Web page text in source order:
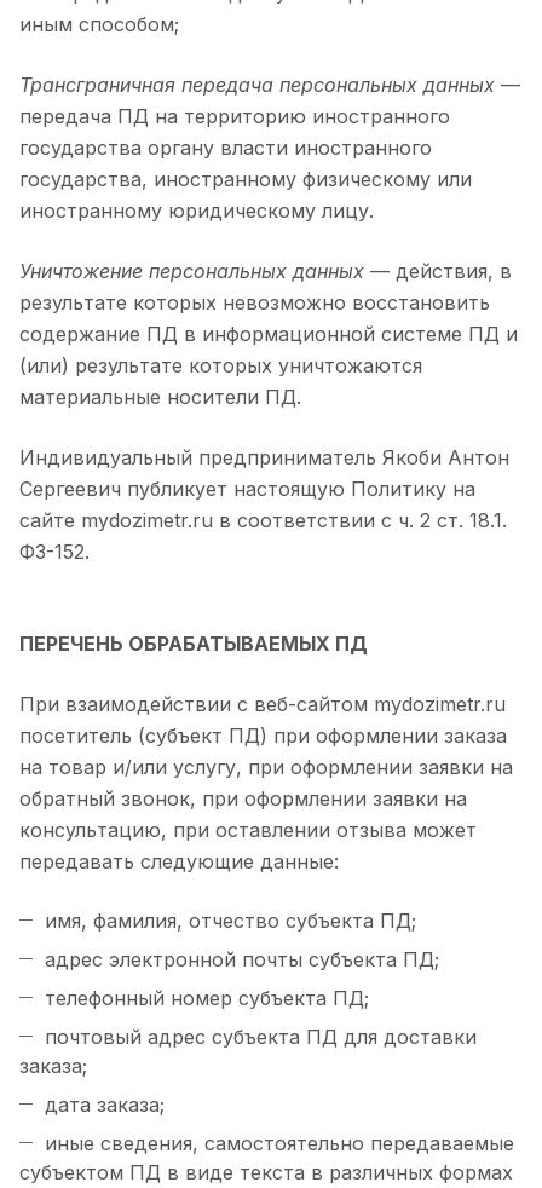
иным способом;
Трансграничная передача персональных данных —
передача ПД на территорию иностранного
государства органу власти иностранного
государства, иностранному физическому или
иностранному юридическому лицу.
Уничтожение персональных данных — действия, в
результате которых невозможно восстановить
содержание ПД в информационной системе ПД и
(или) результате которых уничтожаются
материальные носители ПД.
Индивидуальный предприниматель Якоби Антон
Сергеевич публикует настоящую Политику на
сайте mydozimetr.ru в соответствии с ч. 2 ст. 18.1.
ФЗ-152.
ПЕРЕЧЕНЬ ОБРАБАТЫВАЕМЫХ ПД
При взаимодействии с веб-сайтом mydozimetr.ru
посетитель (субъект ПД) при оформлении заказа
на товар и/или услугу, при оформлении заявки на
обратный звонок, при оформлении заявки на
консультацию, при оставлении отзыва может
передавать следующие данные:
имя, фамилия, отчество субъекта ПД;
адрес электронной почты субъекта ПД;
телефонный номер субъекта ПД;
почтовый адрес субъекта ПД для доставки
заказа;
дата заказа;
иные сведения, самостоятельно передаваемые
субъектом ПД в виде текста в различных формах